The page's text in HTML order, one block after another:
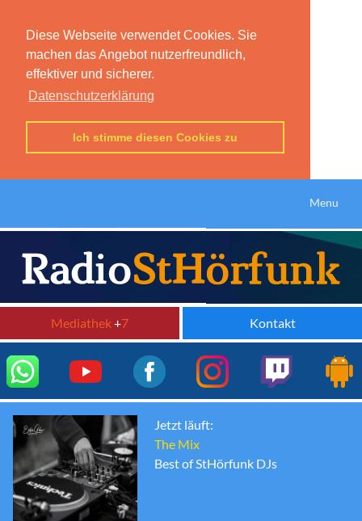
Diese Webseite verwendet Cookies. Sie
machen das Angebot nutzerfreundlich,
effektiver und sicherer.
Datenschutzerklärung
Ich stimme diesen Cookies zu
Menu
Mediathek+7 Kontakt
Jetzt läuft:
The Mix
Best of StHörfunk DJs